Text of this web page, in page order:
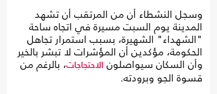
وسجل النشطاء أن من المرتقب أن تشهد
المدينة يوم السبت مسيرة في اتجاه ساحة
"الشهداء" الشهيرة، بسبب استمرار تجاهل
الحكومة، مؤكدين أن المؤشرات لا تبشر بالخير
وأن السكان سيواصلون الاحتجاجات، بالرغم من
قسوة الجو وبرودته.